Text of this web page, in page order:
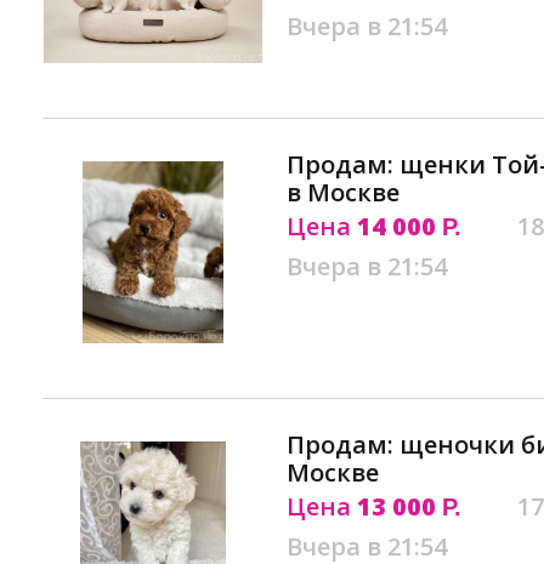
Вчера в 21:54
Продам: щенки
в Москве
Цена 14 000 Р.
Вчера в 21:54
Продам: щеночки
Москве
Цена 13 000 Р.
Вчера в 21:54